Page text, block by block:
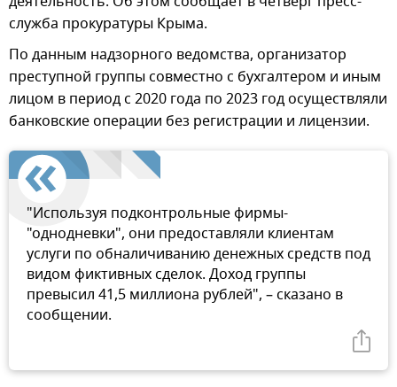
служба прокуратуры Крыма.
По данным надзорного ведомства, организатор
преступной группы совместно с бухгалтером и иным
лицом в период с 2020 года по 2023 год осуществляли
банковские операции без регистрации и лицензии.
"Используя подконтрольные фирмы-
"однодневки", они предоставляли клиентам
услуги по обналичиванию денежных средств под
видом фиктивных сделок. Доход группы
превысил 41,5 миллиона рублей", – сказано в
сообщении.